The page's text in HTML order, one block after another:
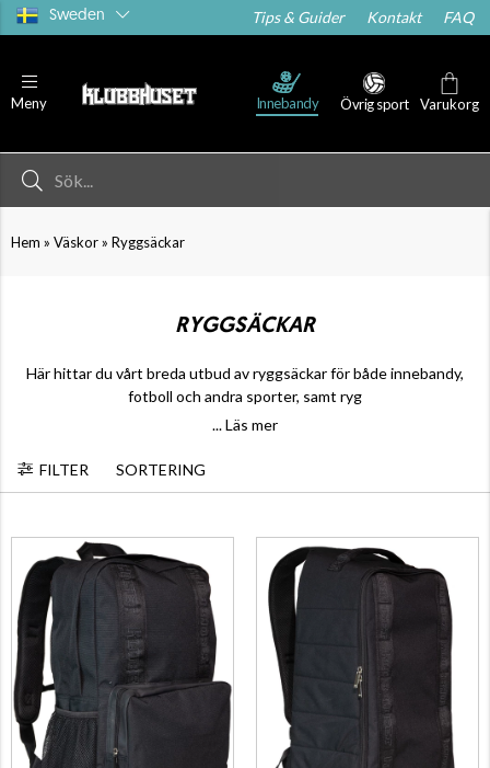
Sweden Tips & Guider Kontakt FAQ
Meny Innebandy Övrig sport Varukorg
Hem » Väskor» Ryggsäckar
RYGGSÄCKAR
Här hittar du vårt breda utbud av ryggsäckar för både innebandy,
fotboll och andra sporter, samt ryg
... Läs mer
FILTER SORTERING